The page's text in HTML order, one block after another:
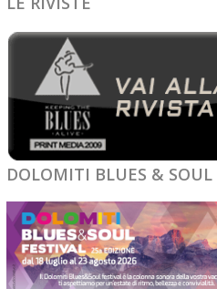
DOLOMITI BLUES & SOUL